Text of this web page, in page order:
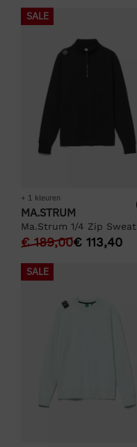
SALE
+ 1 kleuren
MA.STRUM
Ma.Strum 1/4 Zip Sweat
€189,00€ 113,40
SALE